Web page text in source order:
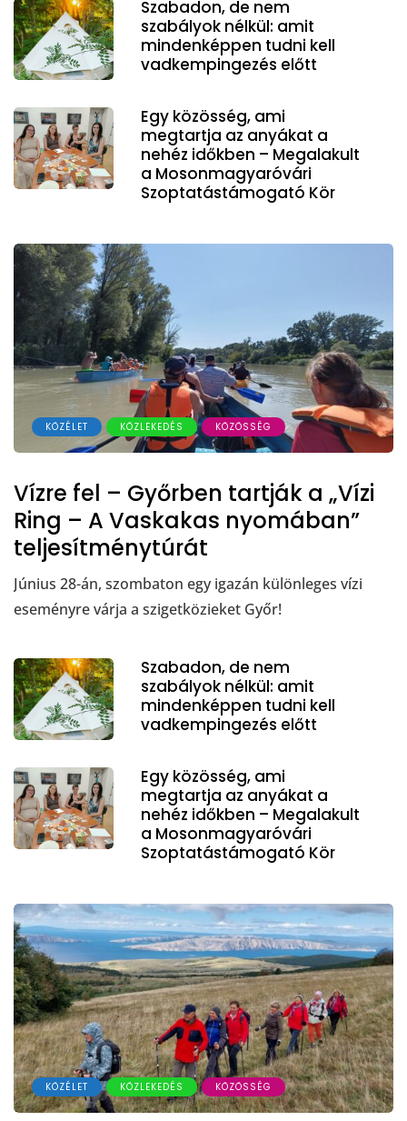
Szabadon, de nem
szabályok nélkül: amit
mindenképpen tudni kell
vadkempingezés előtt
Egy közösség, ami
megtartja az anyákat a
nehéz időkben – Megalakult
a Mosonmagyaróvári
Szoptatástámogató Kör
KÖZÉLET KÖZLEKEDÉS KÖZÖSSÉG
Vízre fel – Győrben tartják a „Vízi
Ring – A Vaskakas nyomában”
teljesítménytúrát
Június 28-án, szombaton egy igazán különleges vízi
eseményre várja a szigetközieket Győr!
Szabadon, de nem
szabályok nélkül: amit
mindenképpen tudni kell
vadkempingezés előtt
Egy közösség, ami
megtartja az anyákat a
nehéz időkben – Megalakult
a Mosonmagyaróvári
Szoptatástámogató Kör
KÖZÉLET KÖZLEKEDÉS KÖZÖSSÉG